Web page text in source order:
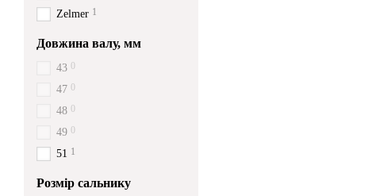
Zelmer 1
Довжина валу, мм
43 0
47 0
48 0
49 0
51 1
Розмір сальнику